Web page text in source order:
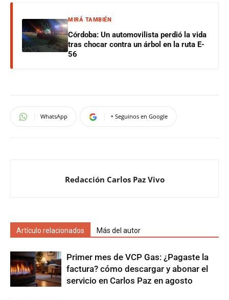
MIRÁ TAMBIÉN
Córdoba: Un automovilista perdió la vida
tras chocar contra un árbol en la ruta E-
56
WhatsApp + Seguinos en Google
Redacción Carlos Paz Vivo
Artículo relacionados Más del autor
Primer mes de VCP Gas: ¿Pagaste la
factura? cómo descargar y abonar el
servicio en Carlos Paz en agosto